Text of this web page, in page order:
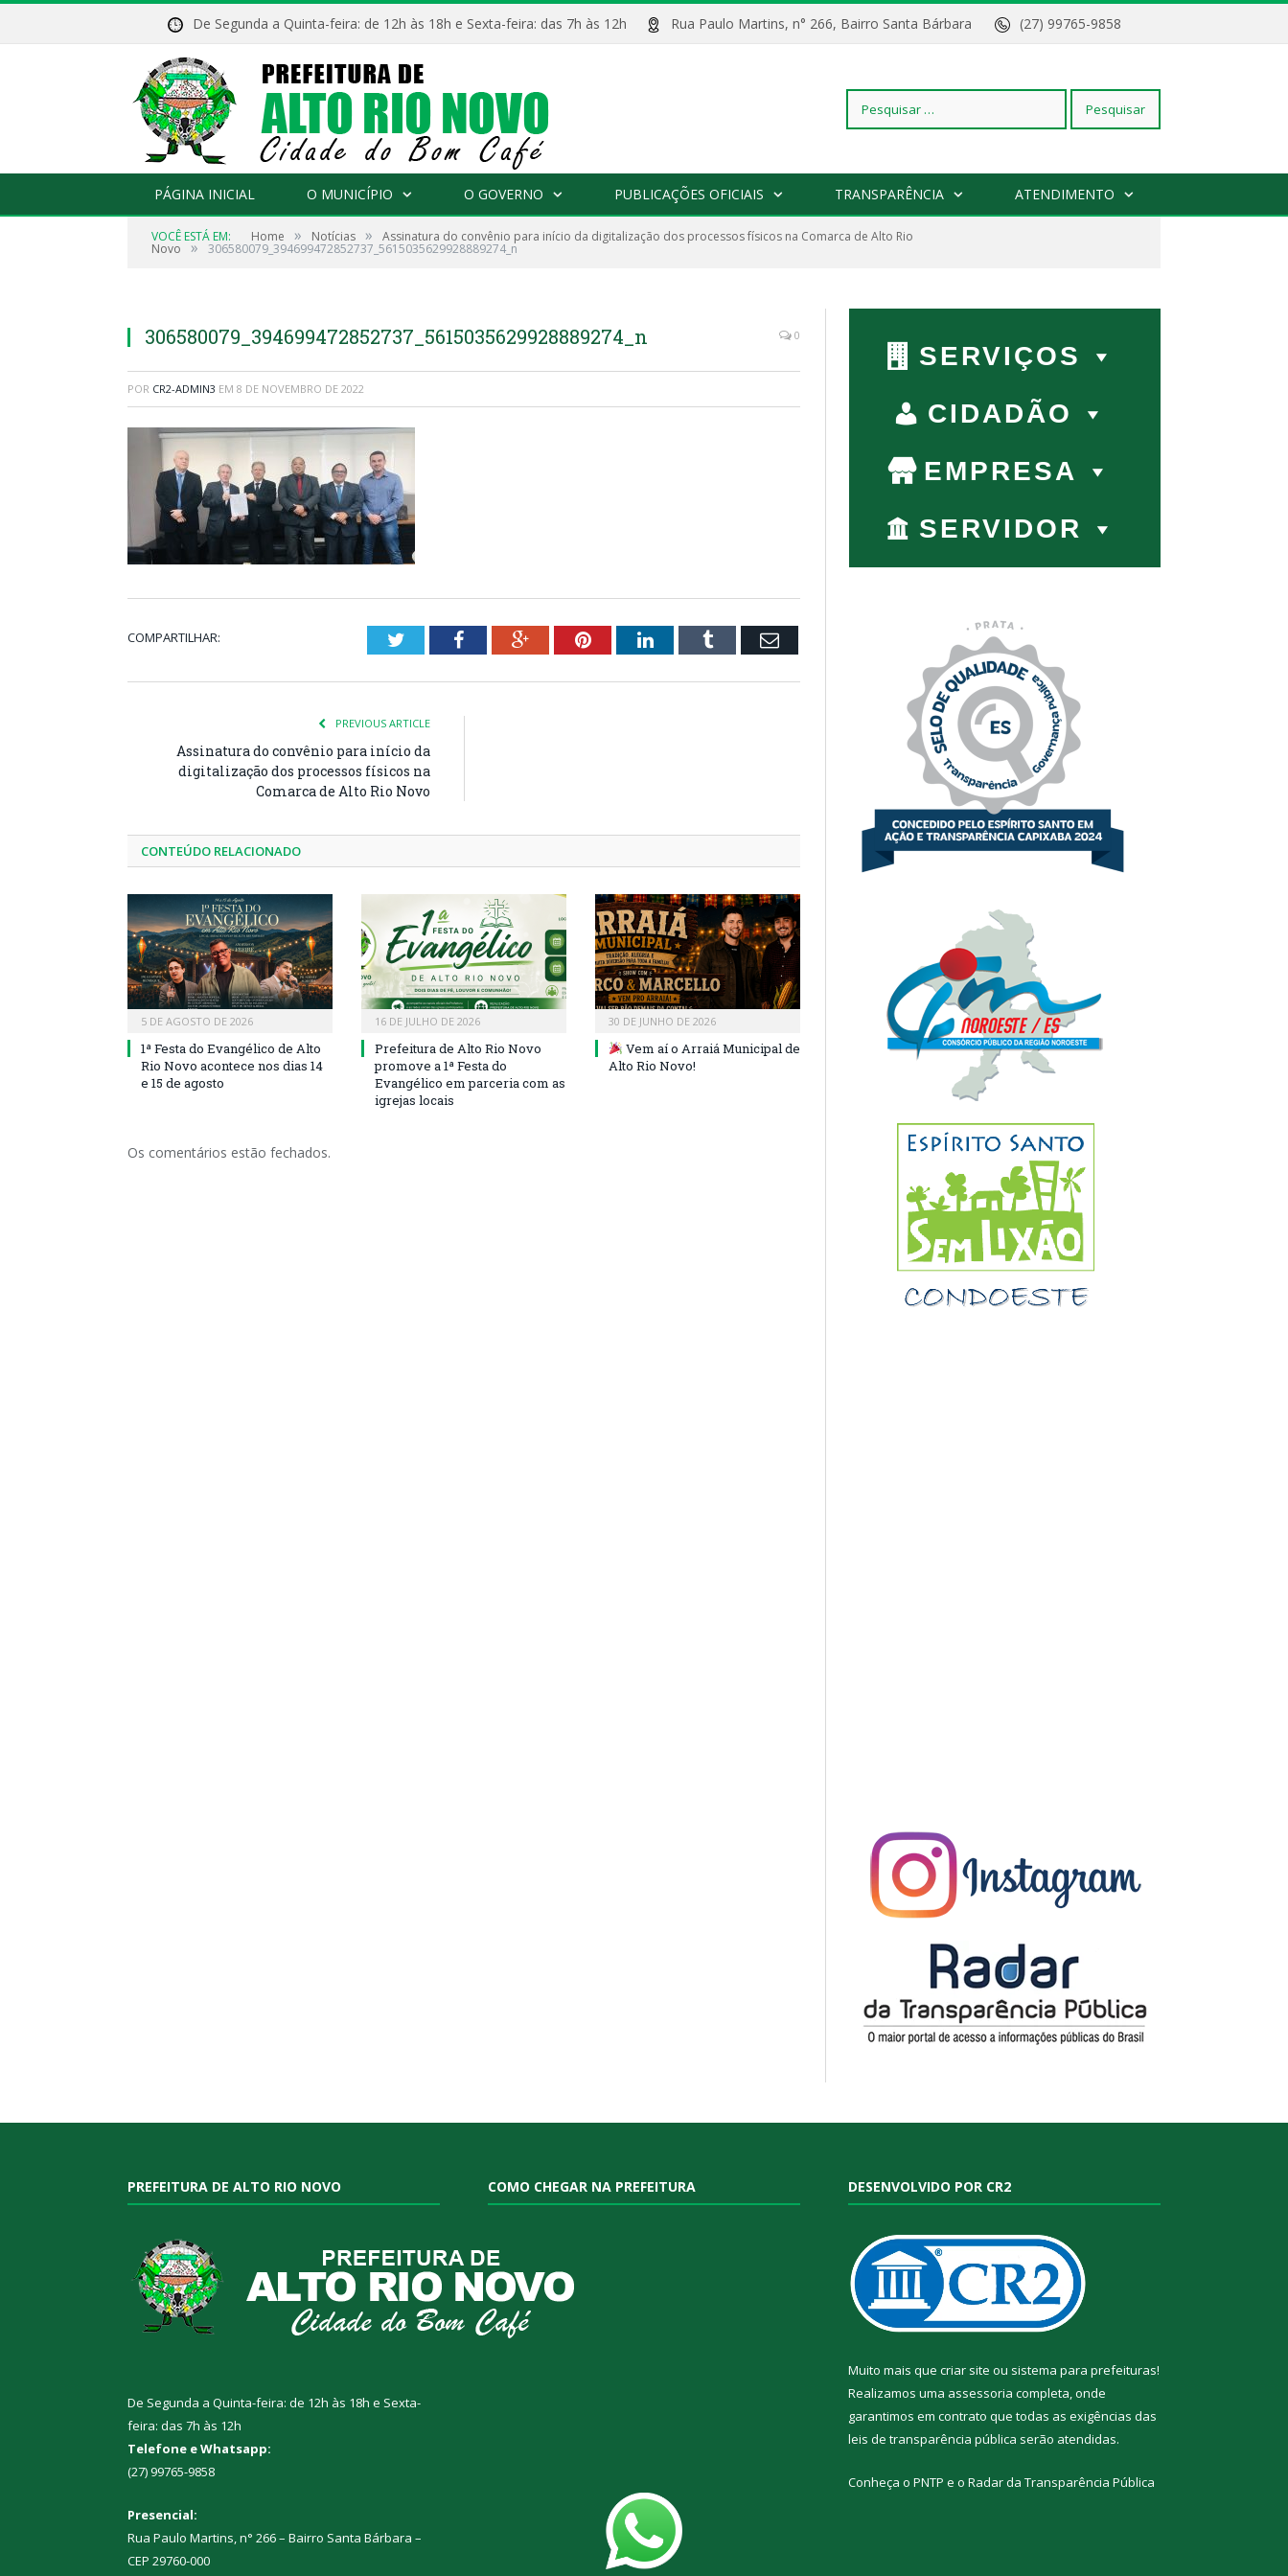
De Segunda a Quinta-feira: de 12h às 18h e Sexta-feira: das 7h às 12h Rua Paulo Martins, n° 266, Bairro Santa Bárbara (27) 99765-9858
Pesquisar
por:
PÁGINA INICIAL O MUNICÍPIO O GOVERNO PUBLICAÇÕES OFICIAIS TRANSPARÊNCIA ATENDIMENTO
VOCÊ ESTÁ EM: Home » Notícias » Assinatura do convênio para início da digitalização dos processos físicos na Comarca de Alto Rio
Novo » 306580079_394699472852737_5615035629928889274_n
306580079_394699472852737_5615035629928889274_n 0
POR CR2-ADMIN3 EM 8 DE NOVEMBRO DE 2022
COMPARTILHAR: TwitterFacebookGoogle+PinterestLinkedInTumblr Email
PREVIOUS ARTICLE
Assinatura do convênio para início da
digitalização dos processos físicos na
Comarca de Alto Rio Novo
CONTEÚDO RELACIONADO
5 DE AGOSTO DE 2026
1ª Festa do Evangélico de Alto
Rio Novo acontece nos dias 14
e 15 de agosto
16 DE JULHO DE 2026
Prefeitura de Alto Rio Novo
promove a 1ª Festa do
Evangélico em parceria com as
igrejas locais
30 DE JUNHO DE 2026
Vem aí o Arraiá Municipal de
Alto Rio Novo!
Os comentários estão fechados.
SERVIÇOS
CIDADÃO
EMPRESA
SERVIDOR
PREFEITURA DE ALTO RIO NOVO
De Segunda a Quinta-feira: de 12h às 18h e Sexta-
feira: das 7h às 12h
Telefone e Whatsapp:
(27) 99765-9858
Presencial:
Rua Paulo Martins, n° 266 – Bairro Santa Bárbara –
CEP 29760-000
COMO CHEGAR NA PREFEITURA DESENVOLVIDO POR CR2
Muito mais que criar site ou sistema para prefeituras!
Realizamos uma assessoria completa, onde
garantimos em contrato que todas as exigências das
leis de transparência pública serão atendidas.
Conheça o PNTP e o Radar da Transparência Pública